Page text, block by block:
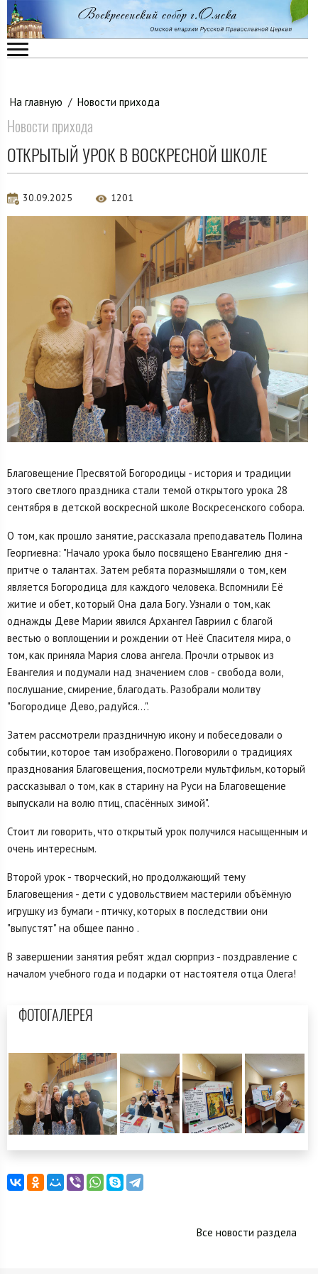
На главную / Новости прихода
Новости прихода
ОТКРЫТЫЙ УРОК В ВОСКРЕСНОЙ ШКОЛЕ
30.09.2025 1201
Благовещение Пресвятой Богородицы - история и традиции
этого светлого праздника стали темой открытого урока 28
сентября в детской воскресной школе Воскресенского собора.
О том, как прошло занятие, рассказала преподаватель Полина
Георгиевна: "Начало урока было посвящено Евангелию дня -
притче о талантах. Затем ребята поразмышляли о том, кем
является Богородица для каждого человека. Вспомнили Её
житие и обет, который Она дала Богу. Узнали о том, как
однажды Деве Марии явился Архангел Гавриил с благой
вестью о воплощении и рождении от Неё Спасителя мира, о
том, как приняла Мария слова ангела. Прочли отрывок из
Евангелия и подумали над значением слов - свобода воли,
послушание, смирение, благодать. Разобрали молитву
"Богородице Дево, радуйся...".
Затем рассмотрели праздничную икону и побеседовали о
событии, которое там изображено. Поговорили о традициях
празднования Благовещения, посмотрели мультфильм, который
рассказывал о том, как в старину на Руси на Благовещение
выпускали на волю птиц, спасённых зимой".
Стоит ли говорить, что открытый урок получился насыщенным и
очень интересным.
Второй урок - творческий, но продолжающий тему
Благовещения - дети с удовольствием мастерили объёмную
игрушку из бумаги - птичку, которых в последствии они
"выпустят" на общее панно .
В завершении занятия ребят ждал сюрприз - поздравление с
началом учебного года и подарки от настоятеля отца Олега!
ФОТОГАЛЕРЕЯ
Все новости раздела